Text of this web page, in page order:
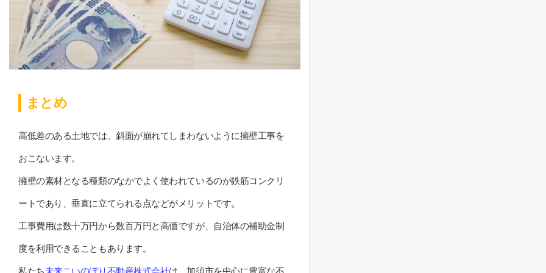
まとめ
高低差のある土地では、斜面が崩れてしまわないように擁壁工事を
おこないます。
擁壁の素材となる種類のなかでよく使われているのが鉄筋コンクリ
ートであり、垂直に立てられる点などがメリットです。
工事費用は数十万円から数百万円と高価ですが、自治体の補助金制
度を利用できることもあります。